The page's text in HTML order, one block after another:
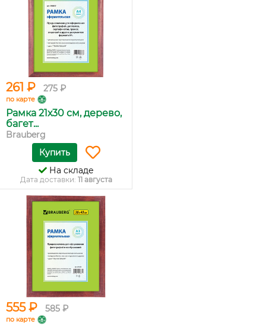
261 ₽ 275 ₽
по карте
Рамка 21х30 см, дерево,
багет...
Brauberg
Купить
На складе
Дата доставки: 11 августа
555 ₽ 585 ₽
по карте